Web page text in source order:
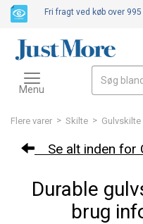
Flere varer > Skilte > Gulvskilte
Se alt inden for
Durable
brug
Fri fragt ved køb over 995
Toggle
navigation
Menu